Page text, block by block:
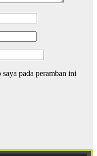
pada peramban ini